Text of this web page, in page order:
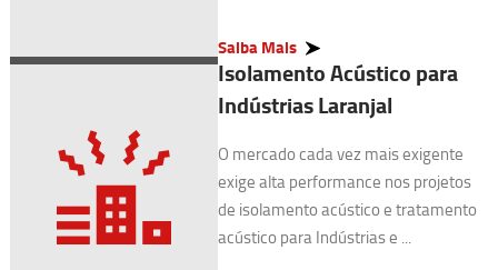
Saiba Mais
Isolamento Acústico para
Indústrias Laranjal
O mercado cada vez mais exigente
exige alta performance nos projetos
de isolamento acústico e tratamento
acústico para Indústrias e ...